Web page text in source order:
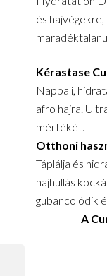
és
Kérastase
Nappali,
afro hajra.
mértékét.
Otthoni
Táplálja és
hajhullás
gubancolódik
A